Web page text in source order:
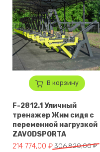
В корзину
F-2812.1 Уличный
тренажер Жим сидя с
переменной нагрузкой
ZAVODSPORTA
306 820,00₽
Первоначальная цена
214 774,00 ₽
Текущая цена: 214 774,00 ₽.